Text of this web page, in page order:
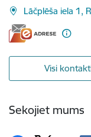
Lāčplēša iela 1,
Visi
Sekojiet mums